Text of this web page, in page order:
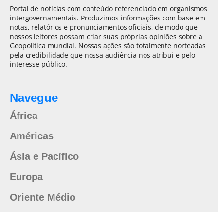
Portal de notícias com conteúdo referenciado em organismos
intergovernamentais. Produzimos informações com base em
notas, relatórios e pronunciamentos oficiais, de modo que
nossos leitores possam criar suas próprias opiniões sobre a
Geopolítica mundial. Nossas ações são totalmente norteadas
pela credibilidade que nossa audiência nos atribui e pelo
interesse público.
Navegue
África
Américas
Ásia e Pacífico
Europa
Oriente Médio